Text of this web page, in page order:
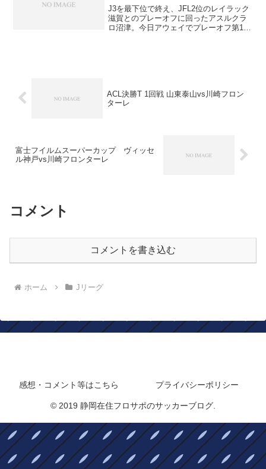
J3を最下位で終え、JFL2位のレイラック
滋賀とのプレーオフに回ったアスルクラ
ロ沼津。今日アウェイでプレーオフ第1戦
ACL決勝T 1回戦 山東泰山vs川崎フロン
ターレ
富士フイルムスーパーカップ ヴィッセ
ル神戸vs川崎フロンターレ
コメント
コメントを書き込む
ホーム Jリーグ
感想・コメント等はこちら プライバシーポリシー
© 2019 静岡在住フロサポのサッカーブログ.